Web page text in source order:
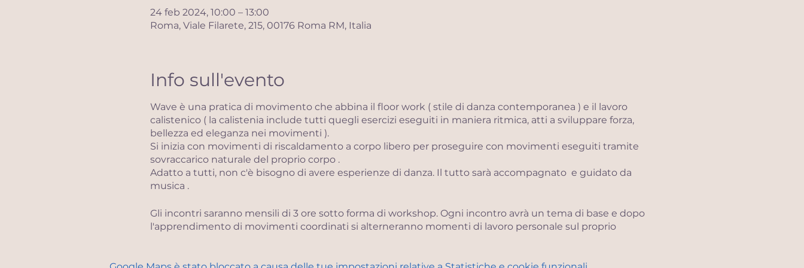
24 feb 2024, 10:00 – 13:00
Roma, Viale Filarete, 215, 00176 Roma RM, Italia
Info sull'evento
Wave è una pratica di movimento che abbina il floor work ( stile di danza contemporanea ) e il lavoro
calistenico ( la calistenia include tutti quegli esercizi eseguiti in maniera ritmica, atti a sviluppare forza,
bellezza ed eleganza nei movimenti ).
Si inizia con movimenti di riscaldamento a corpo libero per proseguire con movimenti eseguiti tramite
sovraccarico naturale del proprio corpo .
Adatto a tutti, non c'è bisogno di avere esperienze di danza. Il tutto sarà accompagnato e guidato da
musica .
Gli incontri saranno mensili di 3 ore sotto forma di workshop. Ogni incontro avrà un tema di base e dopo
l'apprendimento di movimenti coordinati si alterneranno momenti di lavoro personale sul proprio